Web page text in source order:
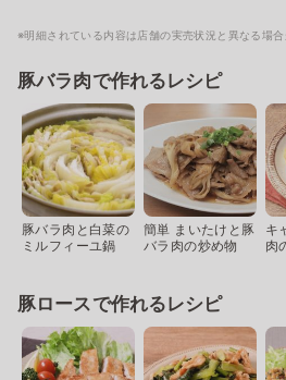
※明細されている内容は店舗の実売状況と異なる場合
豚バラ肉で作れるレシピ
豚バラ肉と白菜の
ミルフィーユ鍋
簡単 まいたけと豚
バラ肉の炒め物
キ
肉
豚ロースで作れるレシピ